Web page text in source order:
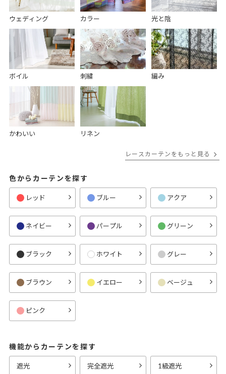
ウェディング カラー 光と陰
ボイル 刺繍 編み
かわいい リネン
レースカーテンをもっと見る
色からカーテンを探す
レッド ブルー アクア
ネイビー パープル グリーン
ブラック ホワイト グレー
ブラウン イエロー ベージュ
ピンク
機能からカーテンを探す
遮光 完全遮光 1級遮光